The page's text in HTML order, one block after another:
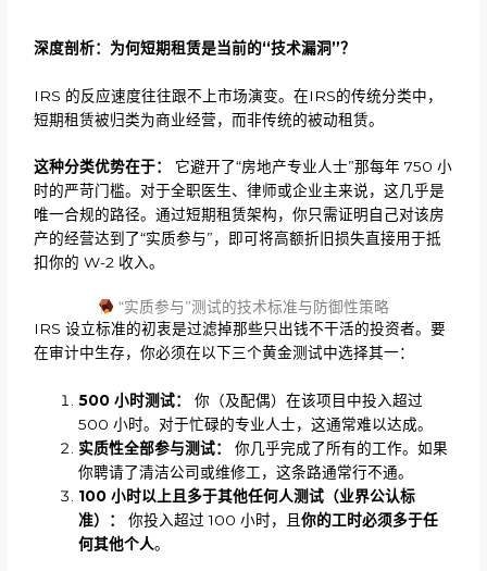
深度剖析：为何短期租赁是当前的“技术漏洞”？
IRS 的反应速度往往跟不上市场演变。在IRS的传统分类中，
短期租赁被归类为商业经营，而非传统的被动租赁。
这种分类优势在于：
它避开了“房地产专业人士”那每年 750 小
时的严苛门槛。对于全职医生、律师或企业主来说，这几乎是
唯一合规的路径。通过短期租赁架构，你只需证明自己对该房
产的经营达到了“实质参与”，即可将高额折旧损失直接用于抵
扣你的 W-2 收入。
“实质参与”测试的技术标准与防御性策略
IRS 设立标准的初衷是过滤掉那些只出钱不干活的投资者。要
在审计中生存，你必须在以下三个黄金测试中选择其一：
500 小时测试：
你（及配偶）在该项目中投入超过
500 小时。对于忙碌的专业人士，这通常难以达成。
实质性全部参与测试：
你几乎完成了所有的工作。如果
你聘请了清洁公司或维修工，这条路通常行不通。
100 小时以上且 多于其他任何人测试（业界公认标
准）：
你投入超过 100 小时，且你的工时必须多于任
何其他个人。